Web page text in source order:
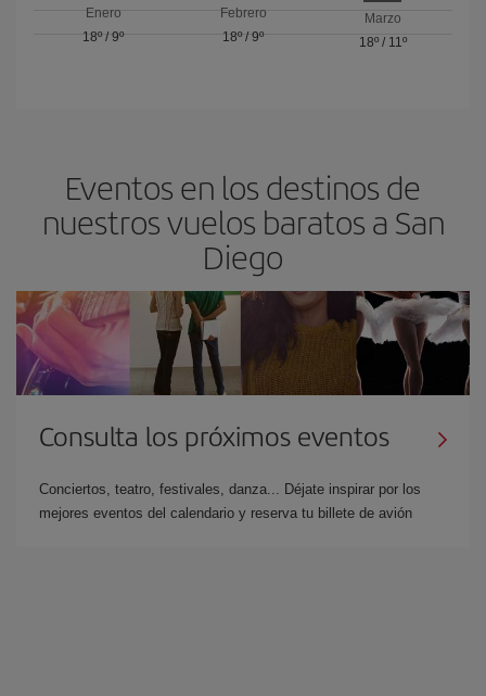
Enero
18º/9º
Febrero
18º/ 9º
Marzo
18º/ 11º
Eventos en los destinos de
nuestros vuelos baratos a San
Diego
Consulta los próximos eventos
Conciertos, teatro, festivales, danza... Déjate inspirar por los
mejores eventos del calendario y reserva tu billete de avión